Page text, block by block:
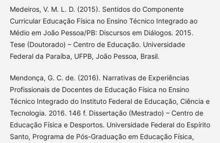
Medeiros, V. M. L. D. (2015). Sentidos do Componente
Curricular Educação Física no Ensino Técnico Integrado ao
Médio em João Pessoa/PB: Discursos em Diálogos. 2015.
Tese (Doutorado) – Centro de Educação. Universidade
Federal da Paraíba, UFPB, João Pessoa, Brasil.
Mendonça, G. C. de. (2016). Narrativas de Experiências
Profissionais de Docentes de Educação Física no Ensino
Técnico Integrado do Instituto Federal de Educação, Ciência e
Tecnologia. 2016. 146 f. Dissertação (Mestrado) – Centro de
Educação Física e Desportos. Universidade Federal do Espírito
Santo, Programa de Pós-Graduação em Educação Física,